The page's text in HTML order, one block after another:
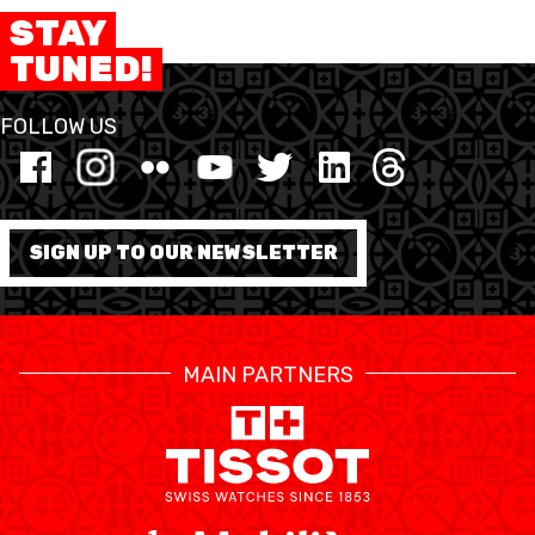
STAY
TUNED!
FOLLOW US
SIGN UP TO OUR NEWSLETTER
MAIN PARTNERS